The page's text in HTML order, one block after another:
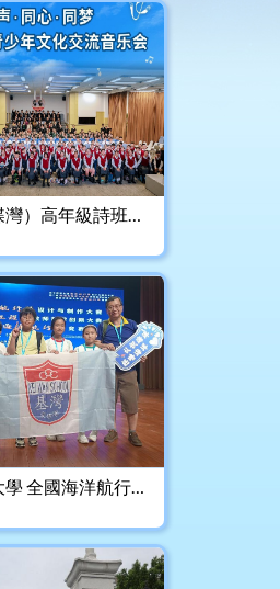
武漢理工大學 全國海洋航行比賽交流團